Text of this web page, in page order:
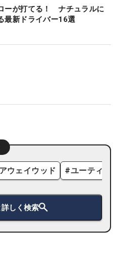
ーが打てる！ ナチュラルに
最新ドライバー16選
ウェイウッド #ユーティリ
詳しく検索